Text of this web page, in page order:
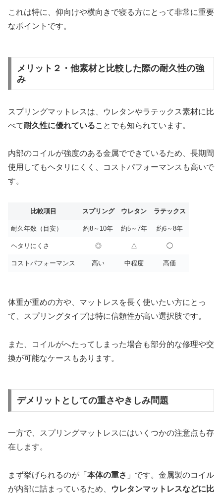
これは特に、仰向けや横向きで寝る方にとって非常に重要
なポイントです。
メリット２・他素材と比較した際の耐久性の強
み
スプリングマットレスは、ウレタンやラテックス素材に比
べて耐久性に優れていることでも知られています。
内部のコイルが強度のある金属でできているため、長期間
使用してもヘタリにくく、コストパフォーマンスも高いで
す。
比較項目 スプリング ウレタン ラテックス
耐久年数（目安） 約8～10年 約5～7年 約6～8年
ヘタリにくさ ◎ △ ◯
コストパフォーマンス 高い 中程度 高価
体重が重めの方や、マットレスを長く使いたい方にとっ
て、スプリングタイプは特に信頼性が高い選択肢です。
また、コイルがへたってしまった場合も部分的な修理や交
換が可能なケースもあります。
デメリットとしての重さやきしみ問題
一方で、スプリングマットレスにはいくつかの注意点も存
在します。
まず挙げられるのが「 本体の重さ 」です。金属製のコイル
が内部に詰まっているため、
ウレタンマットレスなどに比